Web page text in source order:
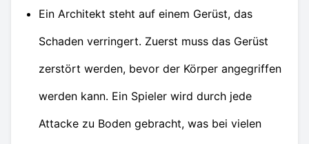
Ein Architekt steht auf einem Gerüst, das
Schaden verringert. Zuerst muss das Gerüst
zerstört werden, bevor der Körper angegriffen
werden kann. Ein Spieler wird durch jede
Attacke zu Boden gebracht, was bei vielen